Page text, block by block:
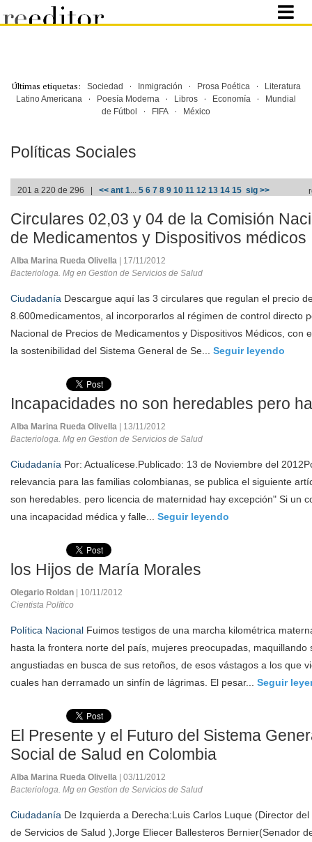
Últimas etiquetas: Sociedad · Inmigración · Prosa Poética·
Literatura
Latino Americana · Poesía Moderna · Libros · Economía ·
Mundial
de Fútbol
· FIFA · México
Políticas Sociales
201 a 220 de 296 | << ant 1... 5 6 7 8 9 10 11 12 13 14 15 sig >>
Circulares 02,03 y 04 de la Comisión
de Medicamentos y Dispositivos médicos
Alba Marina Rueda Olivella
| 17/11/2012
Bacteriologa. Mg en Gestion de Servicios de Salud
Ciudadanía Descargue aquí las 3 circulares que regulan el precio
8.600medicamentos, al incorporarlos al régimen de control directo
Nacional de Precios de Medicamentos y Dispositivos Médicos, con
la sostenibilidad del Sistema General de Se... Seguir leyendo
Incapacidades no son heredables pero
Alba Marina Rueda Olivella
| 13/11/2012
Bacteriologa. Mg en Gestion de Servicios de Salud
Ciudadanía Por: Actualícese.Publicado: 13 de Noviembre del
relevancia para las familias colombianas, se publica el siguiente
son heredables. pero licencia de maternidad hay excepción" Si un
una incapacidad médica y falle... Seguir leyendo
los Hijos de María Morales
Olegario Roldan
| 10/11/2012
Cientista Político
Política Nacional Fuimos testigos de una marcha kilométrica
hasta la frontera norte del país, mujeres preocupadas, maquillando
angustiadas en busca de sus retoños, de esos vástagos a los que
cuales han derramado un sinfín de lágrimas. El pesar... Seguir
El Presente y el Futuro del Sistema
Social de Salud en Colombia
Alba Marina Rueda Olivella
| 03/11/2012
Bacteriologa. Mg en Gestion de Servicios de Salud
Ciudadanía De Izquierda a Derecha:Luis Carlos Luque (Director
de Servicios de Salud ),Jorge Eliecer Ballesteros Bernier(Senador